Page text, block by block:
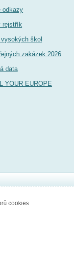
odkazy
rejstřík
vysokých škol
zakázek 2026
data
YOUR EUROPE
cookies